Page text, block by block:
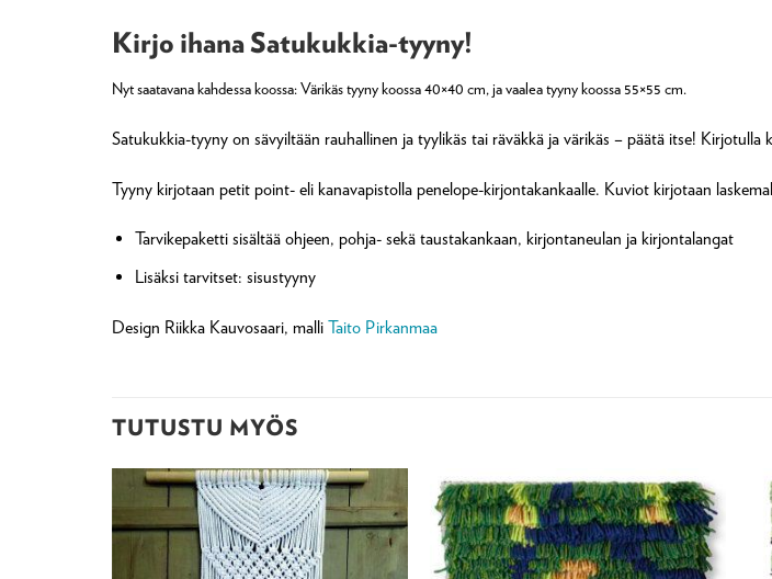
Kirjo ihana Satukukkia-tyyny!
Nyt saatavana kahdessa koossa: Värikäs tyyny koossa 40×40 cm, ja vaalea tyyny koossa 55×55 cm.
Satukukkia-tyyny on sävyiltään rauhallinen ja tyylikäs tai räväkkä ja värikäs – päätä itse! Kirjotulla
Tyyny kirjotaan petit point- eli kanavapistolla penelope-kirjontakankaalle. Kuviot kirjotaan
Tarvikepaketti sisältää ohjeen, pohja- sekä taustakankaan, kirjontaneulan ja kirjontalangat
Lisäksi tarvitset: sisustyyny
Design Riikka Kauvosaari, malli Taito Pirkanmaa
TUTUSTU MYÖS